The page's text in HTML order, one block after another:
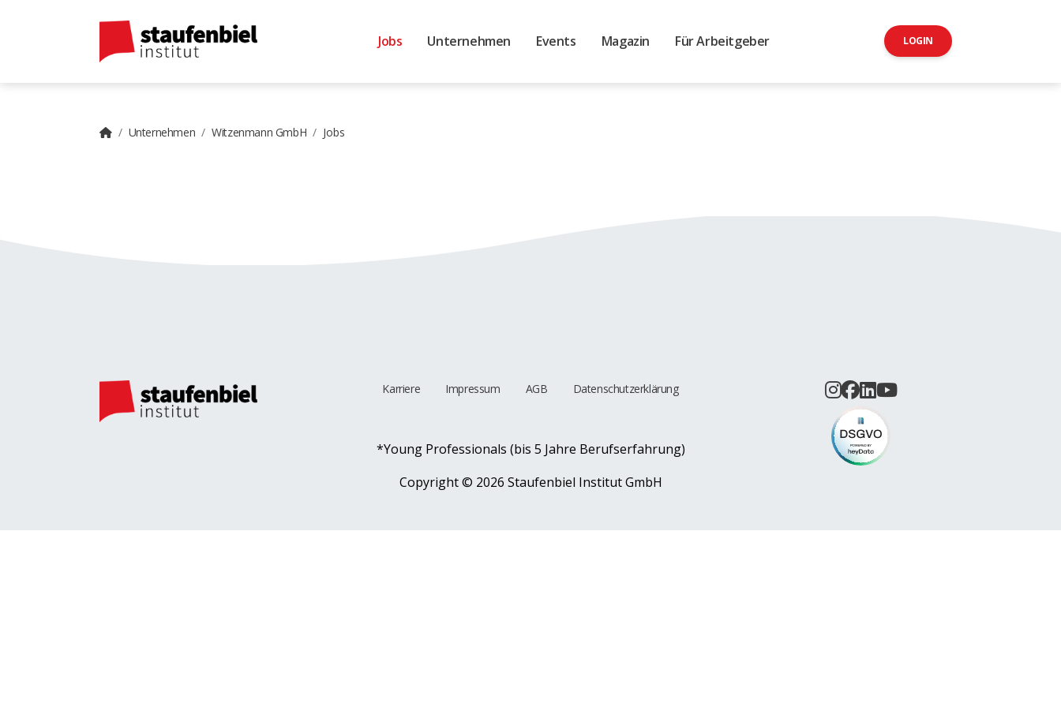
Jobs Unternehmen Events Magazin Für Arbeitgeber LOGIN
Unternehmen Witzenmann GmbH Jobs
Karriere Impressum AGB Datenschutzerklärung
*Young Professionals (bis 5 Jahre Berufserfahrung)
Copyright © 2026 Staufenbiel Institut GmbH